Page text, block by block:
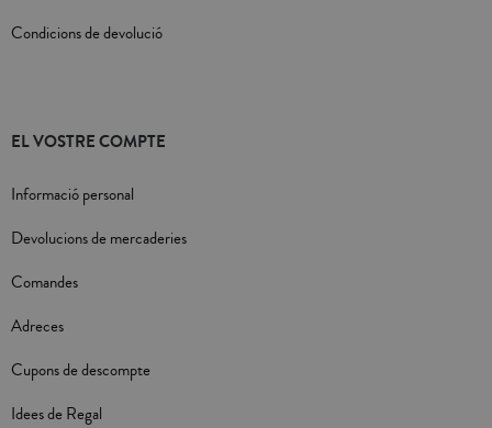
Condicions de devolució
EL VOSTRE COMPTE
Informació personal
Devolucions de mercaderies
Comandes
Adreces
Cupons de descompte
Idees de Regal